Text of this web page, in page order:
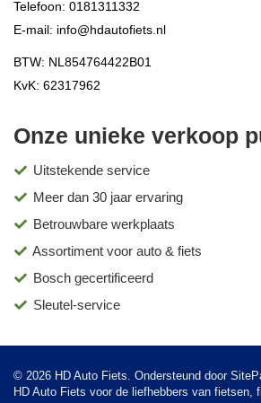
Telefoon: 0181311332
E-mail: info@hdautofiets.nl
BTW: NL854764422B01
KvK: 62317962
Onze unieke verkoop
Uitstekende service
Meer dan 30 jaar ervaring
Betrouwbare werkplaats
Assortiment voor auto & fiets
Bosch gecertificeerd
Sleutel-service
© 2026 HD Auto Fiets. Ondersteund door
HD Auto Fiets voor de liefhebbers van fietsen,